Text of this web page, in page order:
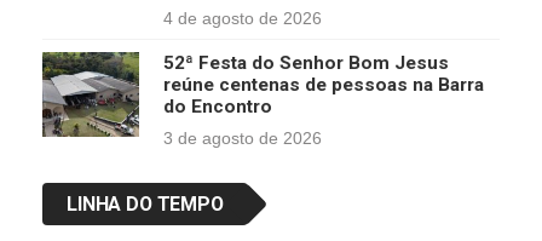
4 de agosto de 2026
52ª Festa do Senhor Bom Jesus
reúne centenas de pessoas na Barra
do Encontro
3 de agosto de 2026
LINHA DO TEMPO